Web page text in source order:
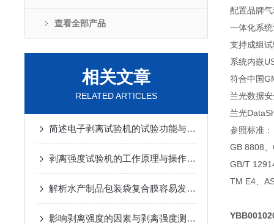
查看全部产品
相关文章
RELATED ARTICLES
简述电子剥离试验机的试验功能与技术参数
剥离强度试验机的工作原理与操作步骤
解析水产制品包装袋复合膜容易发生分层的原因
影响剥离强度的因素与剥离强度测试仪的使用介绍
配置品牌
一体化系
支持成组
系统内嵌
符合中国
兰光数据
兰光
参照标准：
GB 8808
GB/T
TM E4、